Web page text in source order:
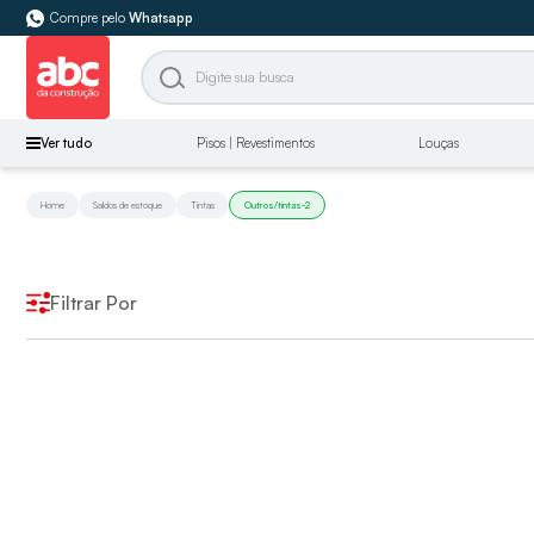
Compre pelo Whatsapp
Ver tudo Pisos | Revestimentos Louças
Home Saldos de estoque Tintas Outros/tintas-2
Filtrar Por